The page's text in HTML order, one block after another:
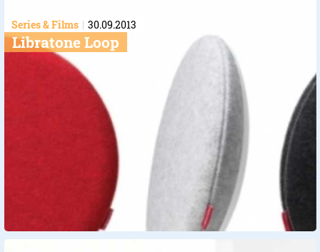
Series & Films 30.09.2013
Libratone Loop